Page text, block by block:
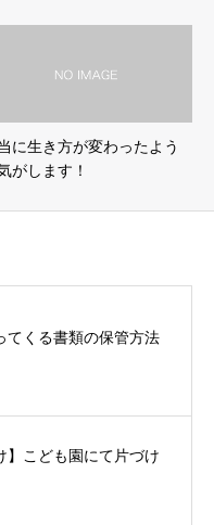
に生き方が変わったよう
がします！
てくる書類の保管方法
】こども園にて片づけ